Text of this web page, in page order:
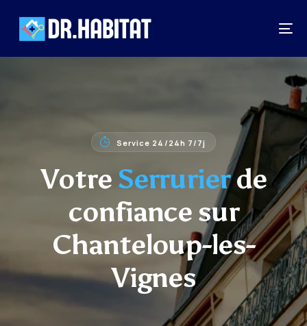
Service 24/24h 7/7j
Votre Serrurierde
confiance sur
Chanteloup-les-
Vignes